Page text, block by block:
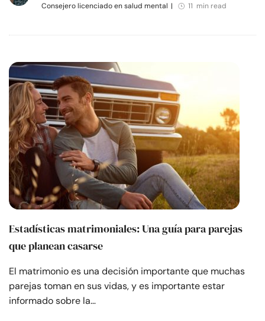
Consejero licenciado en salud mental | 11 min read
Estadísticas matrimoniales: Una guía para parejas
que planean casarse
El matrimonio es una decisión importante que muchas
parejas toman en sus vidas, y es importante estar
informado sobre la…